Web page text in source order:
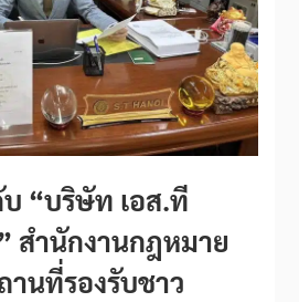
“บริษัท เอส.ที
สำนักงานกฎหมาย
านที่รองรับชาว